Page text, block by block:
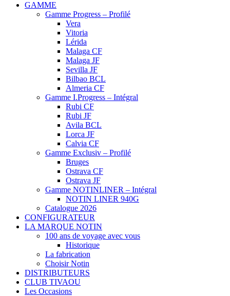
GAMME
Gamme Progress – Profilé
Vera
Vitoria
Lérida
Malaga CF
Malaga JF
Sevilla JF
Bilbao BCL
Almeria CF
Gamme I.Progress – Intégral
Rubi CF
Rubi JF
Avila BCL
Lorca JF
Calvia CF
Gamme Exclusiv – Profilé
Bruges
Ostrava CF
Ostrava JF
Gamme NOTINLINER – Intégral
NOTIN LINER 940G
Catalogue 2026
CONFIGURATEUR
LA MARQUE NOTIN
100 ans de voyage avec vous
Historique
La fabrication
Choisir Notin
DISTRIBUTEURS
CLUB TIVAOU
Les Occasions